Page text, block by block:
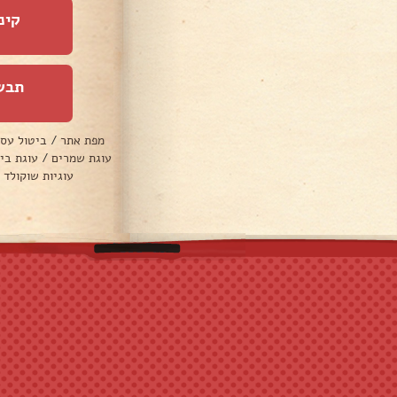
מפת אתר / ביטול
עוגת שמרים / עוגת
עוגיות